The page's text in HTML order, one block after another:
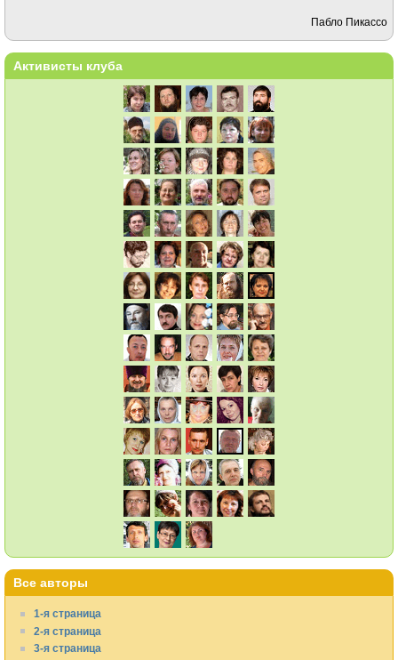
Пабло Пикассо
Активисты клуба
Все авторы
1-я страница
2-я страница
3-я страница